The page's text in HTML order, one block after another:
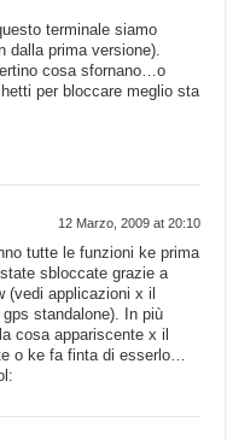
terminale siamo
dalla prima versione).
cosa sfornano…o
per bloccare meglio sta
12 Marzo, 2009 at 20:10
tutte le funzioni ke prima
sbloccate grazie a
(vedi applicazioni x il
standalone). In più
cosa appariscente x il
o ke fa finta di esserlo…